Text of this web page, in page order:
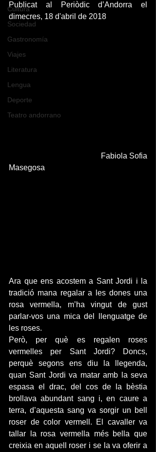
Cultura
Sociedad
Gastronomía
Viajes
Literatura
Lengua
Deporte
Teatro andorrano
Publicat al Periòdic d’Andorra el
dimecres, 18 d'abril de 2018
Masegosa
Ara que ens acostem a Sant Jordi i la
tradició mana regalar a les dones una
rosa vermella, m’ha vingut de gust
parlar-vos una mica del llenguatge de
les roses.
Però, per què es regalen roses
vermelles per Sant Jordi? Doncs,
perquè segons ens diu la llegenda,
quan Sant Jordi va matar amb la seva
espasa el drac, del cos de la bèstia
brollava abundant sang i, en caure a
terra, d’aquesta sang va sorgir un bell
roser de color vermell. El cavaller va
tallar la rosa vermella més bella que
creixia en aquell roser i se la va oferir a